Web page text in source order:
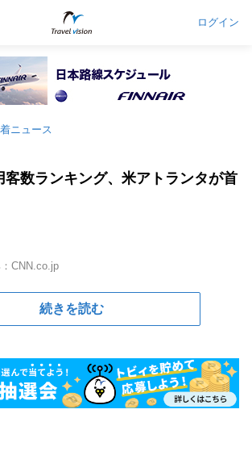
ログイン
ニュース
客数ランキング、米アトランタが首
CNN.co.jp
続きを読む